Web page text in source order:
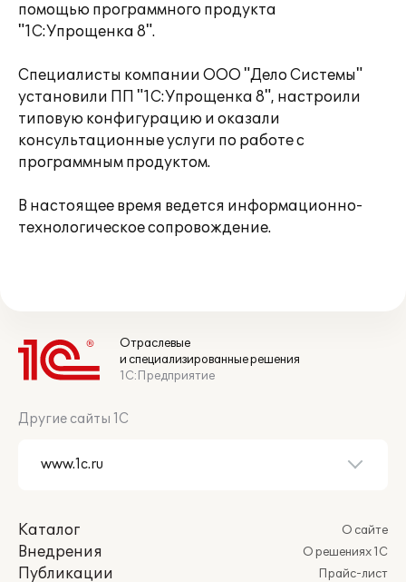
помощью программного продукта
"1С:Упрощенка 8".
Специалисты компании ООО "Дело Системы"
установили ПП "1С:Упрощенка 8", настроили
типовую конфигурацию и оказали
консультационные услуги по работе с
программным продуктом.
В настоящее время ведется информационно-
технологическое сопровождение.
Отраслевые
и специализированные решения
1С:Предприятие
Другие сайты 1С
Каталог
Внедрения
Публикации
О сайте
О решениях 1С
Прайс-лист